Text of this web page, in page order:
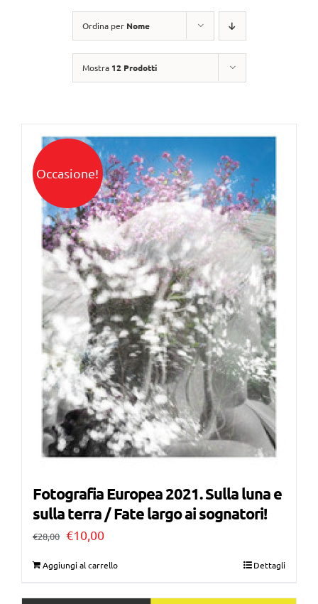
Ordina per Nome
Mostra 12 Prodotti
Occasione!
Fotografia Europea 2021. Sulla luna e
sulla terra / Fate largo ai sognatori!
€28,00 Il
€10,00Il
Aggiungi al carrello Dettagli